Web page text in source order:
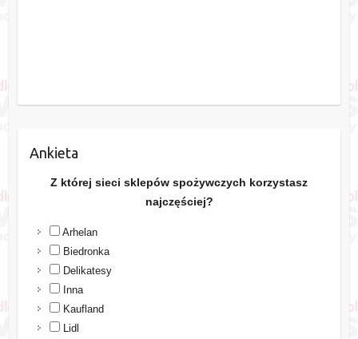
Ankieta
Z której sieci sklepów spożywczych korzystasz
najczęściej?
Arhelan
Biedronka
Delikatesy
Inna
Kaufland
Lidl